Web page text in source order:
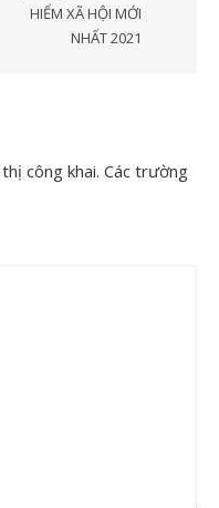
HIỂM XÃ HỘI MỚI
NHẤT 2021
công khai. Các trường